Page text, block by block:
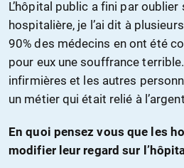
L’hôpital public a fini par
hospitalière, je l’ai dit à
90% des médecins en ont été
pour eux une souffrance
infirmières et les autres
un métier qui était relié à
En quoi pensez vous que les
modifier leur regard sur